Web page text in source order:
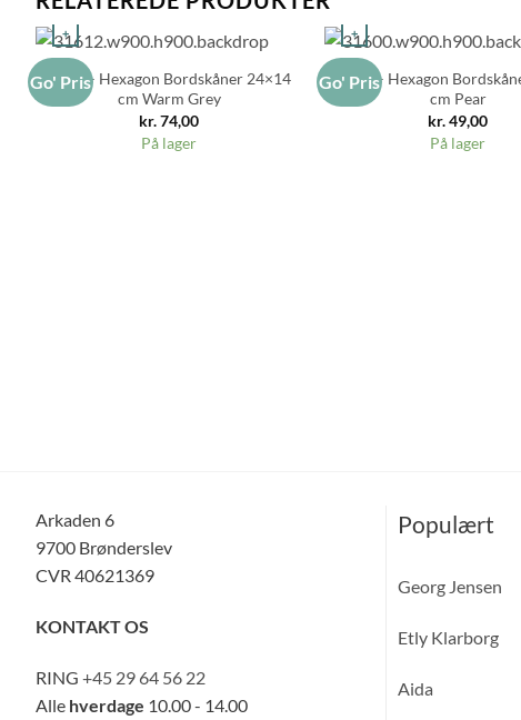
Go' Pris
+
Zone – Hexagon Bordskåner 24×14
cm Warm Grey
kr.74,00
På lager
Go' Pris
+
Zone – Hexagon
cm Pear
kr.49,00
På lager
Arkaden 6
9700 Brønderslev
CVR 40621369
KONTAKT OS
RING +45 29 64 56 22
Alle hverdage 10.00 - 14.00
Populært
Georg Jensen
Etly Klarborg
Aida